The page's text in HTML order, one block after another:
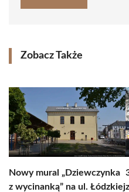
Zobacz Także
Nowy mural „Dziewczynka
z wycinanką” na ul. Łódzkiej